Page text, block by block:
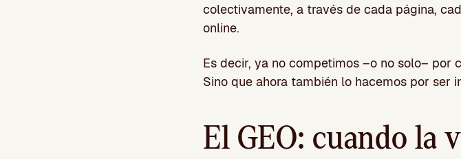
colectivamente, a través de cada página,
online.
Es decir, ya no competimos –o no solo– por
Sino que ahora también lo hacemos por ser
El GEO: cuando la